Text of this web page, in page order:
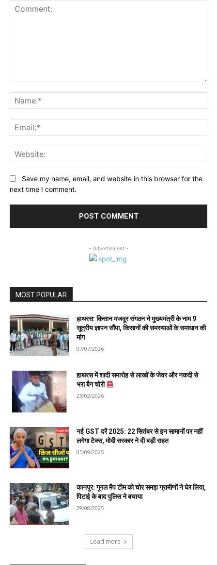
Save my name, email, and website in this browser for the
next time I comment.
- Advertisment -
MOST POPULAR
हाथरस: किसान मजदूर संगठन ने मुख्यमंत्री के नाम 9
सूत्रीय ज्ञापन सौंपा, किसानों की समस्याओं के समाधान की
मांग
07/07/2026
हाथरस में शादी समारोह से लाखों के जेवर और नकदी से
भरा बैग चोरी
23/02/2026
नई GST दरें 2025: 22 सितंबर से इन सामानों पर नहीं
लगेगा टैक्स, मोदी सरकार ने दी बड़ी राहत
05/09/2025
कानपुर: गूगल मैप टीम को चोर समझ ग्रामीणों ने घेर लिया,
पिटाई के बाद पुलिस ने बचाया
29/08/2025
Load more